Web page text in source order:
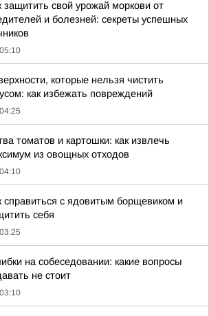
защитить свой урожай моркови от
и болезней: секреты успешных
05:10
которые нельзя чистить
как избежать повреждений
04:25
томатов и картошки: как извлечь
из овощных отходов
04:10
справиться с ядовитым борщевиком и
себя
03:25
на собеседовании: какие вопросы
не стоит
03:10